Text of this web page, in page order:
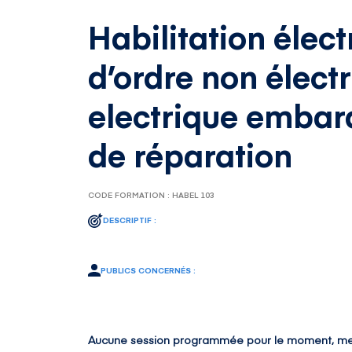
Habilitation
d’ordre non
electrique
de réparation
CODE FORMATION : HABEL 103
DESCRIPTIF :
PUBLICS CONCERNÉS :
Aucune session programmée pour le moment,